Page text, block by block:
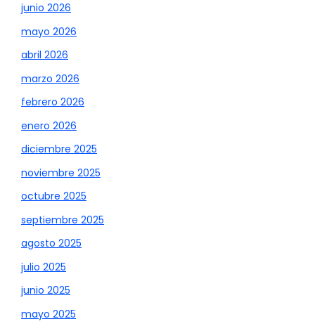
junio 2026
mayo 2026
abril 2026
marzo 2026
febrero 2026
enero 2026
diciembre 2025
noviembre 2025
octubre 2025
septiembre 2025
agosto 2025
julio 2025
junio 2025
mayo 2025